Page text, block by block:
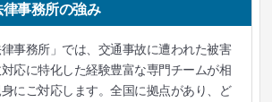
事務所の強み
律事務所」では、交通事故に遭われた被害
応に特化した経験豊富な専門チームが相
にご対応します。全国に拠点があり、ど